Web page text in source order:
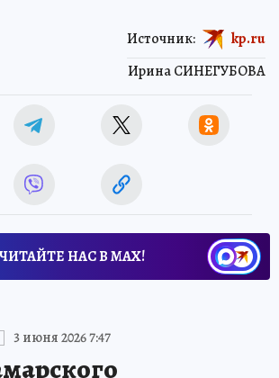
Ирина СИНЕГУБОВА
Источник: kp.ru
ЧИТАЙТЕ НАС В МАХ!
3 июня 2026 7:47